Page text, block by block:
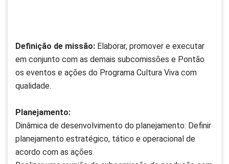
Definição de missão: Elaborar, promover e executar
em conjunto com as demais subcomissões e Pontão
os eventos e ações do Programa Cultura Viva com
qualidade.
Planejamento:
Dinâmica de desenvolvimento do planejamento: Definir
planejamento estratégico, tático e operacional de
acordo com as ações.